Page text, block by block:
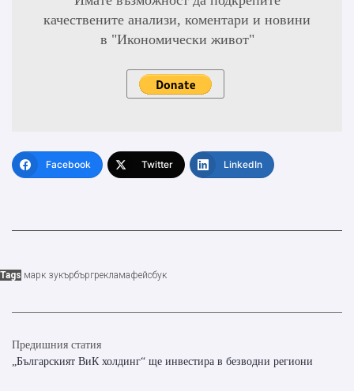
качествените анализи, коментари и новини
в "Икономически живот"
Facebook Twitter LinkedIn
Tags марк зукърбъргрекламафейсбук
Предишния статия
„Българският ВиК холдинг“ ще инвестира в безводни региони